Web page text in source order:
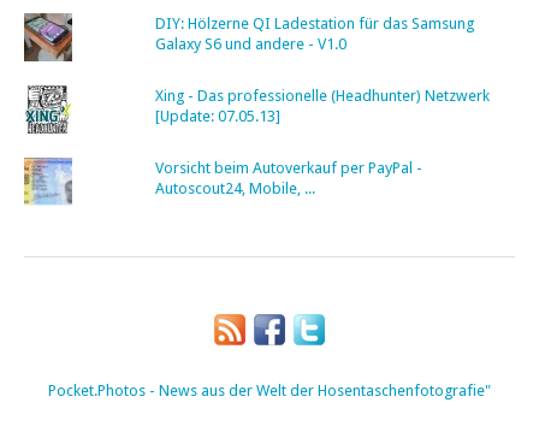
DIY: Hölzerne QI Ladestation für das Samsung
Galaxy S6 und andere - V1.0
Xing - Das professionelle (Headhunter) Netzwerk
[Update: 07.05.13]
Vorsicht beim Autoverkauf per PayPal -
Autoscout24, Mobile, ...
Pocket.Photos - News aus der Welt der Hosentaschenfotografie"